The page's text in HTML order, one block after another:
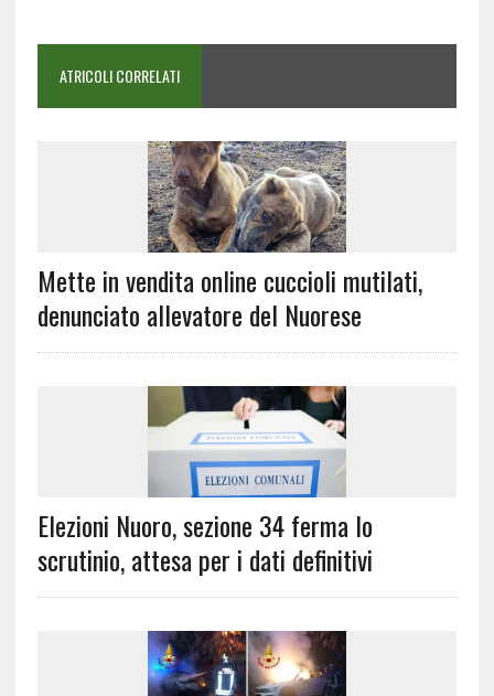
ATRICOLI CORRELATI
Mette in vendita online cuccioli mutilati,
denunciato allevatore del Nuorese
Elezioni Nuoro, sezione 34 ferma lo
scrutinio, attesa per i dati definitivi